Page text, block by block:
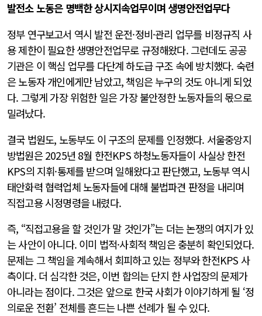
발전소 노동은 명백한 상시지속업무이며 생명안전업무다
정부 연구보고서 역시 발전 운전·정비·관리 업무를 비정규직 사
용 제한이 필요한 생명안전업무로 규정해왔다. 그런데도 공공
기관은 이 핵심 업무를 다단계 하도급 구조 속에 방치했다. 숙련
은 노동자 개인에게만 남았고, 책임은 누구의 것도 아니게 되었
다. 그렇게 가장 위험한 일은 가장 불안정한 노동자들의 몫으로
밀려났다.
결국 법원도, 노동부도 이 구조의 문제를 인정했다. 서울중앙지
방법원은 2025년 8월 한전KPS 하청노동자들이 사실상 한전
KPS의 지휘·통제를 받으며 일해왔다고 판단했고, 노동부 역시
태안화력 협력업체 노동자들에 대해 불법파견 판정을 내리며
직접고용 시정명령을 내렸다.
즉, “직접고용을 할 것인가 말 것인가”는 더는 논쟁의 여지가 있
는 사안이 아니다. 이미 법적·사회적 책임은 충분히 확인되었다.
문제는 그 책임을 계속해서 회피하고 있는 정부와 한전KPS 사
측이다. 더 심각한 것은, 이번 합의는 단지 한 사업장의 문제가
아니라는 점이다. 그것은 앞으로 한국 사회가 이야기하게 될 ‘정
의로운 전환’ 전체를 흔드는 나쁜 선례가 될 수 있다.